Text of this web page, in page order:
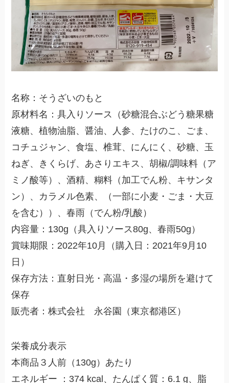
名称：そうざいのもと
原材料名：具入りソース（砂糖混合ぶどう糖果糖
液糖、植物油脂、醤油、人参、たけのこ、ごま、
コチュジャン、食塩、椎茸、にんにく、砂糖、玉
ねぎ、きくらげ、あさりエキス、胡椒/調味料（ア
ミノ酸等）、酒精、糊料（加工でん粉、キサンタ
ン）、カラメル色素、（一部に小麦・ごま・大豆
を含む））、春雨（でん粉/乳酸）
内容量：130g（具入りソース80g、春雨50g）
賞味期限：2022年10月（購入日：2021年9月10
日）
保存方法：直射日光・高温・多湿の場所を避けて
保存
販売者：株式会社 永谷園（東京都港区）
栄養成分表示
本商品３人前（130g）あたり
エネルギー ：374 kcal、たんぱく質：6.1 g、脂